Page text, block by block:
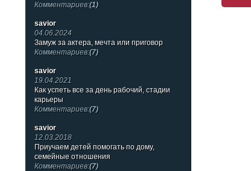
Комментариев:(1)
savior
04.06.2024
Замуж за актера, мечта или приговор
Комментариев:(7)
savior
19.04.2021
Как успеть все за день рабочий, стадии
карьеры
Комментариев:(7)
savior
12.03.2018
Приучаем детей помогать по дому,
семейные отношения
Комментариев:(7)